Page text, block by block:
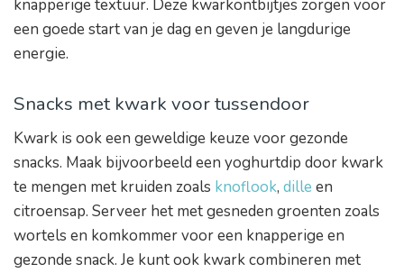
knapperige textuur. Deze kwarkontbijtjes zorgen voor
een goede start van je dag en geven je langdurige
energie.
Snacks met kwark voor tussendoor
Kwark is ook een geweldige keuze voor gezonde
snacks. Maak bijvoorbeeld een yoghurtdip door kwark
te mengen met kruiden zoals knoflook, dille en
citroensap. Serveer het met gesneden groenten zoals
wortels en komkommer voor een knapperige en
gezonde snack. Je kunt ook kwark combineren met